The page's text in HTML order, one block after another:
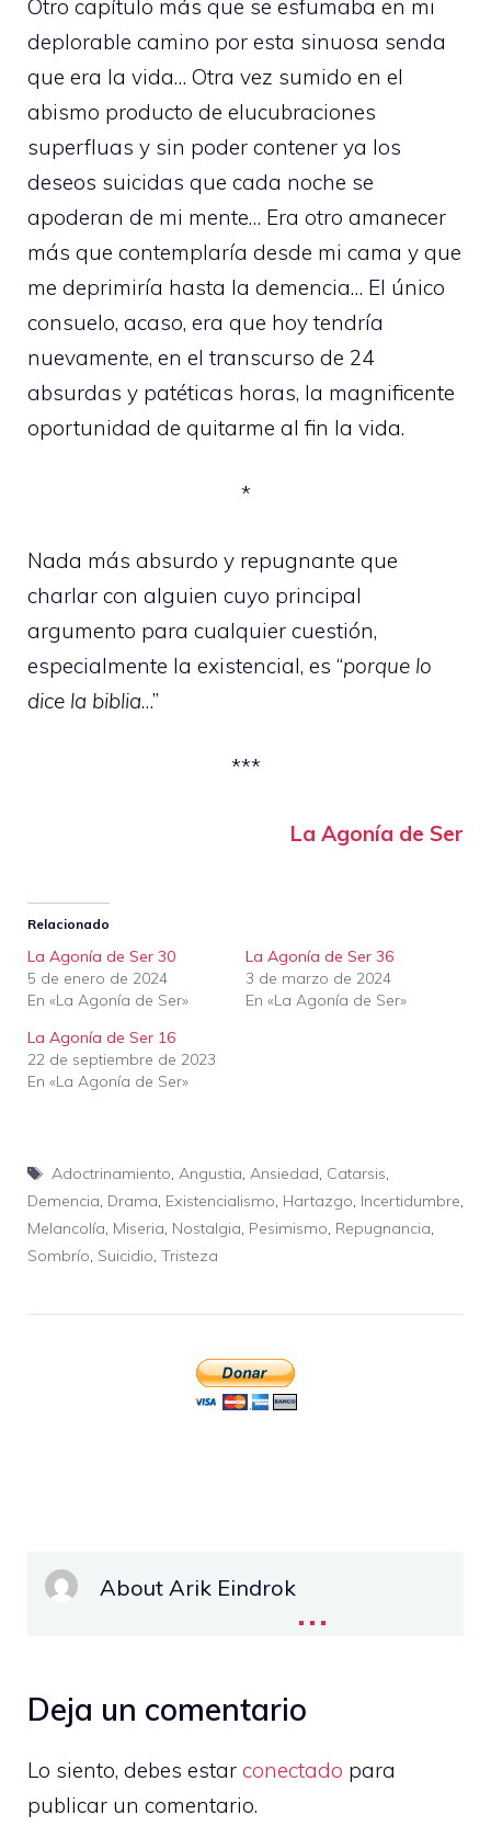
Otro capítulo más que se esfumaba en mi
deplorable camino por esta sinuosa senda
que era la vida… Otra vez sumido en el
abismo producto de elucubraciones
superfluas y sin poder contener ya los
deseos suicidas que cada noche se
apoderan de mi mente… Era otro amanecer
más que contemplaría desde mi cama y que
me deprimiría hasta la demencia… El único
consuelo, acaso, era que hoy tendría
nuevamente, en el transcurso de 24
absurdas y patéticas horas, la magnificente
oportunidad de quitarme al fin la vida.
*
Nada más absurdo y repugnante que
charlar con alguien cuyo principal
argumento para cualquier cuestión,
especialmente la existencial, es “porque lo
dice la biblia…”
***
La Agonía de Ser
Relacionado
La Agonía de Ser 30
5 de enero de 2024
En «La Agonía de Ser»
La Agonía de Ser 36
3 de marzo de 2024
En «La Agonía de Ser»
La Agonía de Ser 16
22 de septiembre de 2023
En «La Agonía de Ser»
Etiquetas
Adoctrinamiento, Angustia, Ansiedad, Catarsis,
Demencia, Drama, Existencialismo, Hartazgo, Incertidumbre,
Melancolía, Miseria, Nostalgia, Pesimismo, Repugnancia,
Sombrío, Suicidio, Tristeza
About Arik Eindrok...
Deja un comentario
Lo siento, debes estar conectado para
publicar un comentario.